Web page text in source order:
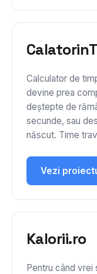
Calculator de
devine prea
deștepte de
secunde, sau
născut. Time
Vezi
Kalorii.ro
Pentru când vrei